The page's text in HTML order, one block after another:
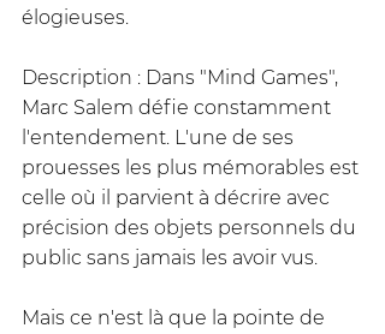
élogieuses.
Description : Dans "Mind Games",
Marc Salem défie constamment
l'entendement. L'une de ses
prouesses les plus mémorables est
celle où il parvient à décrire avec
précision des objets personnels du
public sans jamais les avoir vus.
Mais ce n'est là que la pointe de